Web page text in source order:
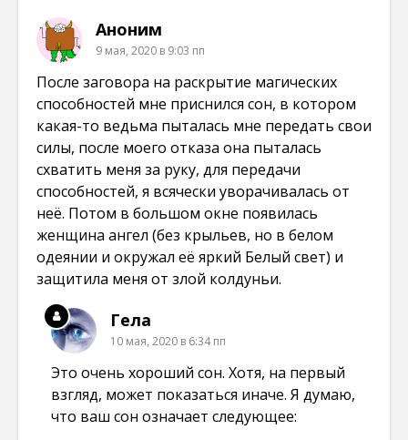
Аноним
9 мая, 2020 в 9:03 пп
После заговора на раскрытие магических
способностей мне приснился сон, в котором
какая-то ведьма пыталась мне передать свои
силы, после моего отказа она пыталась
схватить меня за руку, для передачи
способностей, я всячески уворачивалась от
неё. Потом в большом окне появилась
женщина ангел (без крыльев, но в белом
одеянии и окружал её яркий Белый свет) и
защитила меня от злой колдуньи.
Гела
10 мая, 2020 в 6:34 пп
Это очень хороший сон. Хотя, на первый
взгляд, может показаться иначе. Я думаю,
что ваш сон означает следующее: